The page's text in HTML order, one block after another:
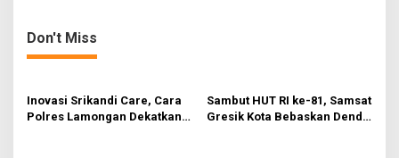
Don't Miss
Inovasi Srikandi Care, Cara
Polres Lamongan Dekatkan
Sambut HUT RI ke-81, Samsat
Gresik Kota Bebaskan Denda